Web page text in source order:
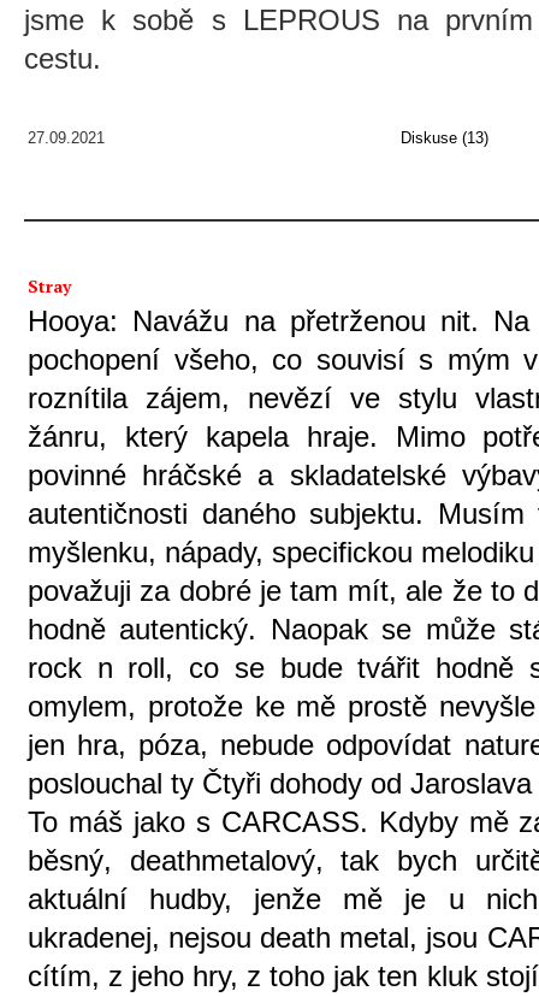
jsme k sobě s LEPROUS na
cestu.
27.09.2021 Diskuse (13)
Stray
Hooya: Navážu na přetrženou nit.
pochopení všeho, co souvisí s mým
roznítila zájem, nevězí ve stylu
žánru, který kapela hraje. Mimo
povinné hráčské a skladatelské
autentičnosti daného subjektu.
myšlenku, nápady, specifickou
považuji za dobré je tam mít, ale že to
hodně autentický. Naopak se může
rock n roll, co se bude tvářit hodně
omylem, protože ke mě prostě
jen hra, póza, nebude odpovídat
poslouchal ty Čtyři dohody od
To máš jako s CARCASS. Kdyby mě
běsný, deathmetalový, tak bych
aktuální hudby, jenže mě je u
ukradenej, nejsou death metal, jsou
cítím, z jeho hry, z toho jak ten kluk